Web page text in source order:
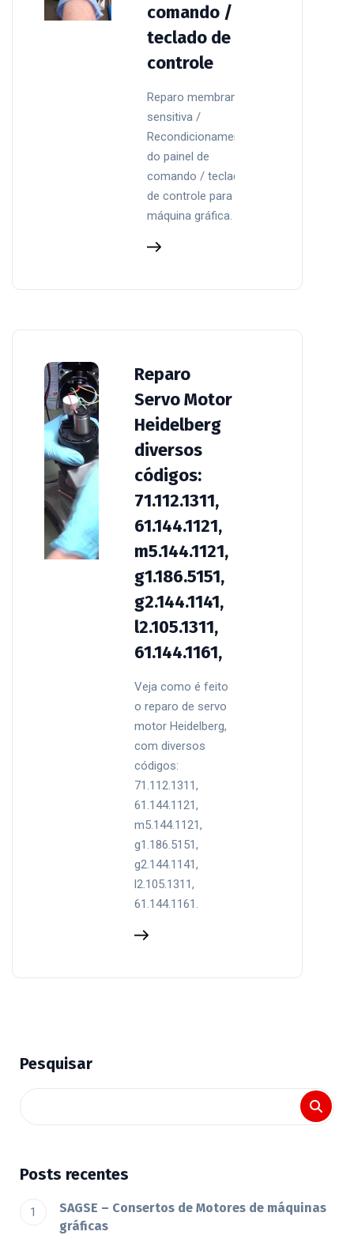
comando /
teclado de
controle
Reparo membrana
sensitiva /
Recondicionamento
do painel de
comando / teclado
de controle para
máquina gráfica.
Reparo
Servo Motor
Heidelberg
diversos
códigos:
71.112.1311,
61.144.1121,
m5.144.1121,
g1.186.5151,
g2.144.1141,
l2.105.1311,
61.144.1161,
Veja como é feito
o reparo de servo
motor Heidelberg,
com diversos
códigos:
71.112.1311,
61.144.1121,
m5.144.1121,
g1.186.5151,
g2.144.1141,
l2.105.1311,
61.144.1161.
Pesquisar
Posts recentes
SAGSE – Consertos de Motores de máquinas
gráficas